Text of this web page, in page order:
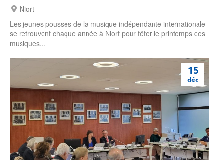
Niort
Les jeunes pousses de la musique indépendante internationale
se retrouvent chaque année à Niort pour fêter le printemps des
musiques...
15
déc